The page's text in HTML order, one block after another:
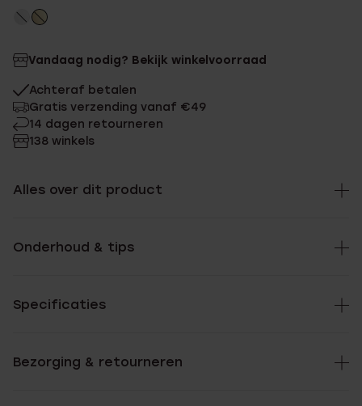
Vandaag nodig? Bekijk winkelvoorraad
Achteraf betalen
Gratis verzending vanaf €49
14 dagen retourneren
138 winkels
Alles over dit product
Onderhoud & tips
Specificaties
Bezorging & retourneren